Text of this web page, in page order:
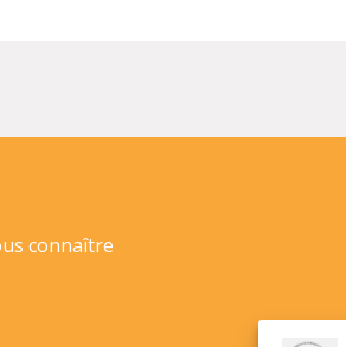
connaître